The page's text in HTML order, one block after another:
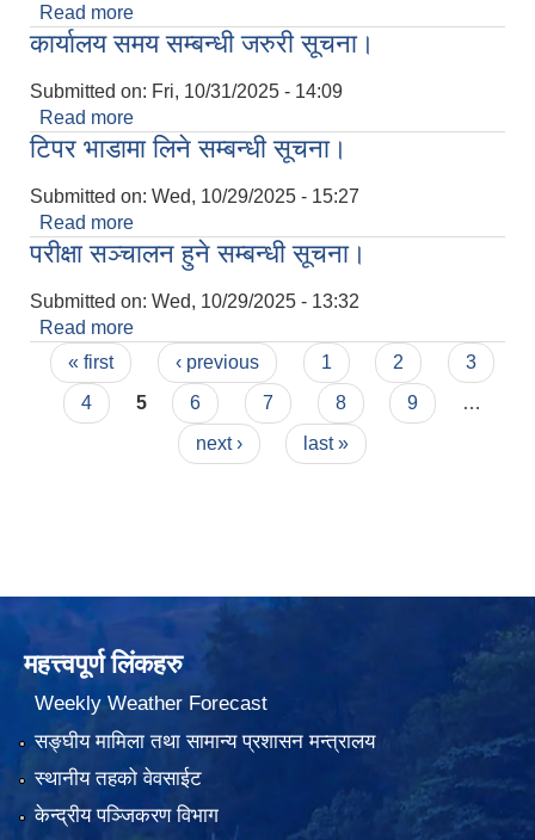
Read more
कार्यालय समय सम्बन्धी जरुरी सूचना।
Submitted on: Fri, 10/31/2025 - 14:09
Read more
टिपर भाडामा लिने सम्बन्धी सूचना।
Submitted on: Wed, 10/29/2025 - 15:27
Read more
परीक्षा सञ्चालन हुने सम्बन्धी सूचना।
Submitted on: Wed, 10/29/2025 - 13:32
Read more
Pages
« first ‹ previous 1 2
3
4
5 6 7 8 9
…
next ›
last »
महत्त्वपूर्ण लिंकहरु
Weekly Weather Forecast
सङ्घीय मामिला तथा सामान्य प्रशासन मन्त्रालय
स्थानीय तहको वेवसाईट
केन्द्रीय पञ्जिकरण विभाग